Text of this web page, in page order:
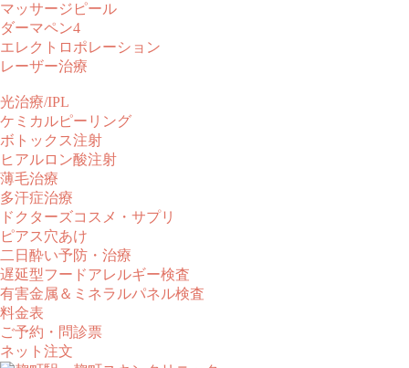
マッサージピール
ダーマペン4
エレクトロポレーション
レーザー治療
光治療/IPL
ケミカルピーリング
ボトックス注射
ヒアルロン酸注射
薄毛治療
多汗症治療
ドクターズコスメ・サプリ
ピアス穴あけ
二日酔い予防・治療
遅延型フードアレルギー検査
有害金属＆ミネラルパネル検査
料金表
ご予約・問診票
ネット注文